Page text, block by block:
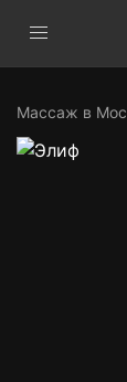
Массаж в